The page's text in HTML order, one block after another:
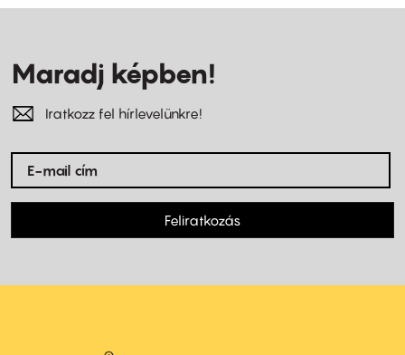
Maradj képben!
Iratkozz fel hírlevelünkre!
Feliratkozás